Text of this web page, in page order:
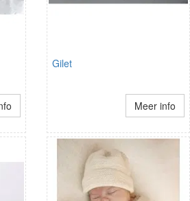
Gilet
Meer info